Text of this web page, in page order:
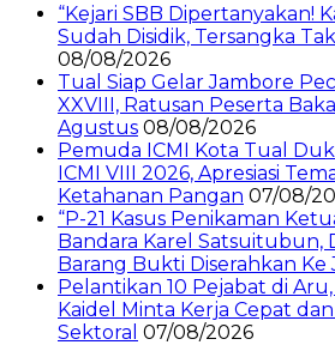
“Kejari SBB Dipertanyakan!
Sudah Disidik, Tersangka
08/08/2026
Tual Siap Gelar Jambore
XXVIII, Ratusan Peserta
Agustus 08/08/2026
Pemuda ICMI Kota Tual
ICMI VIII 2026, Apresiasi
Ketahanan Pangan 07/08/
“P-21 Kasus Penikaman
Bandara Karel Satsuitubun,
Barang Bukti Diserahkan Ke
Pelantikan 10 Pejabat di
Kaidel Minta Kerja Cepat
Sektoral 07/08/2026